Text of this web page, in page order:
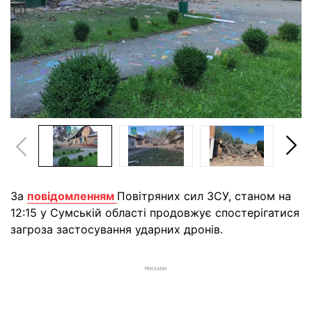
За повідомленням Повітряних сил ЗСУ, станом на
12:15 у Сумській області продовжує спостерігатися
загроза застосування ударних дронів.
РЕКЛАМА